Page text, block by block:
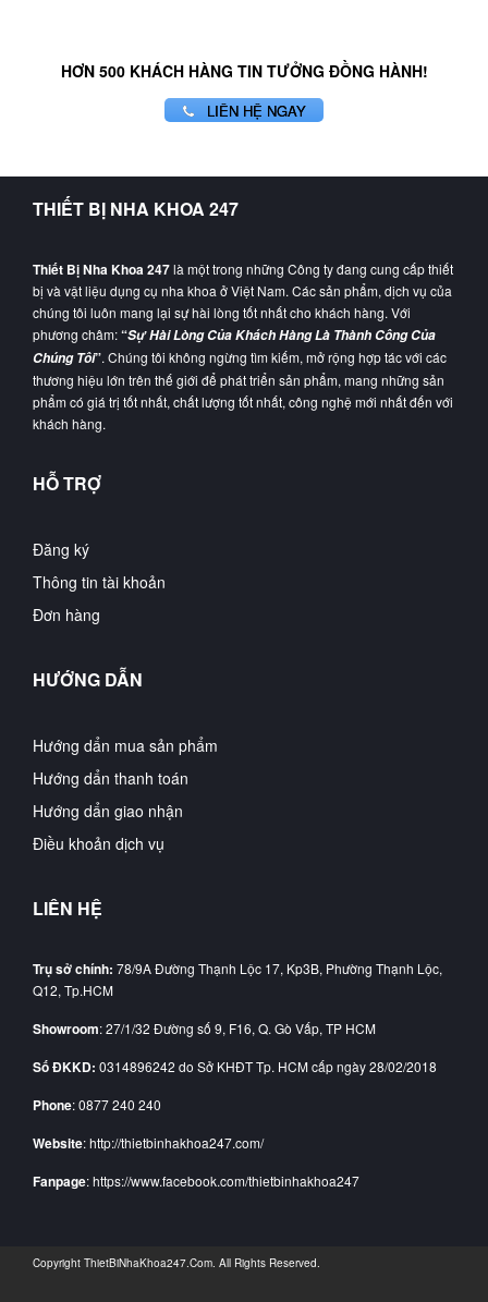
HƠN 500 KHÁCH HÀNG TIN TƯỞNG ĐỒNG HÀNH!
LIÊN HỆ NGAY
THIẾT BỊ NHA KHOA 247
Thiết Bị Nha Khoa 247là một trong những Công ty đang cung cấp thiết
bị và vật liệu dụng cụ nha khoa ở Việt Nam. Các sản phẩm, dịch vụ của
chúng tôi luôn mang lại sự hài lòng tốt nhất cho khách hàng. Với
phương châm:“Sự Hài Lòng Của Khách Hàng Là Thành Công Của
Chúng Tôi”. Chúng tôi không ngừng tìm kiếm, mở rộng hợp tác với các
thương hiệu lớn trên thế giới để phát triển sản phẩm, mang những sản
phẩm có giá trị tốt nhất, chất lượng tốt nhất, công nghệ mới nhất đến với
khách hàng.
HỖ TRỢ
Đăng ký
Thông tin tài khoản
Đơn hàng
HƯỚNG DẪN
Hướng dẩn mua sản phẩm
Hướng dẩn thanh toán
Hướng dẩn giao nhận
Điều khoản dịch vụ
LIÊN HỆ
Trụ sở chính: 78/9A Đường Thạnh Lộc 17, Kp3B, Phường Thạnh Lộc,
Q12, Tp.HCM
Showroom: 27/1/32 Đường số 9, F16, Q. Gò Vấp, TP HCM
Số ĐKKD: 0314896242 do Sở KHĐT Tp. HCM cấp ngày 28/02/2018
Phone: 0877 240 240
Website: http://thietbinhakhoa247.com/
Fanpage: https://www.facebook.com/thietbinhakhoa247
Copyright ThietBiNhaKhoa247.Com . All Rights Reserved.